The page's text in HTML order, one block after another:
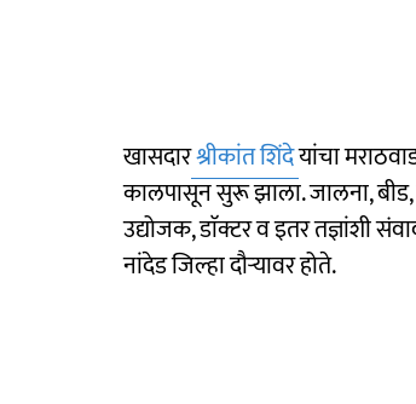
खासदारश्रीकांत शिंदेयांचा
कालपासून सुरू झाला. जालना, बीड,
उद्योजक, डाॅक्टर व इतर तज्ञांशी
नांदेड जिल्हा दौऱ्यावर होते.